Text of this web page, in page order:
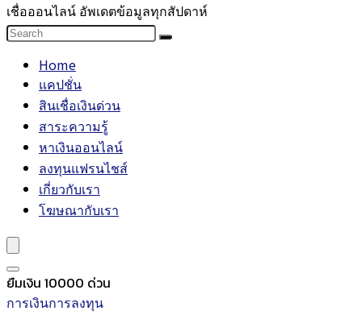
เชื่อออนไลน์ อัพเดตข้อมูลทุกสัปดาห์
Home
แคปชั่น
สินเชื่อเงินด่วน
สาระความรู้
หาเงินออนไลน์
ลงทุนแฟรนไชส์
เกี่ยวกับเรา
โฆษณากับเรา
ยืมเงิน 10000 ด่วน
การเงินการลงทุน